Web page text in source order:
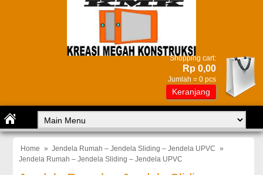
Shopping cart:
Rp 0,00
Jumlah = 0 pcs
Keranjang
Home » Jendela Rumah – Jendela Sliding – Jendela UPVC »
Jendela Rumah – Jendela Sliding – Jendela UPVC